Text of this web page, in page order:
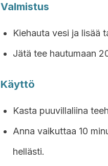
Valmistus
Kiehauta vesi ja lisää
Jätä tee hautumaan
Käyttö
Kasta puuvillaliina
Anna vaikuttaa 10
hellästi.